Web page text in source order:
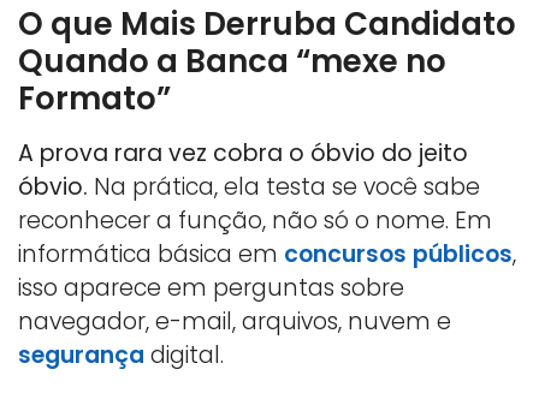
O que Mais Derruba Candidato
Quando a Banca “mexe no
Formato”
A prova rara vez cobra o óbvio do jeito
óbvio. Na prática, ela testa se você sabe
reconhecer a função, não só o nome. Em
informática básica em concursos públicos,
isso aparece em perguntas sobre
navegador, e-mail, arquivos, nuvem e
segurança digital.